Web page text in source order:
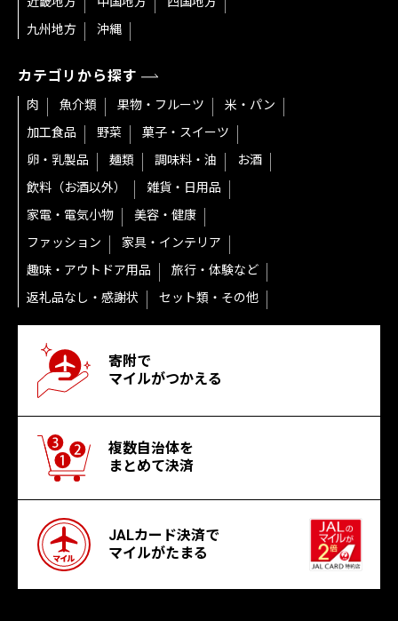
九州地方
沖縄
カテゴリから探す
肉 魚介類 果物・フルーツ
米・パン
加工食品
野菜
菓子・スイーツ
卵・乳製品
麺類 調味料・油
お酒
飲料（お酒以外）
雑貨・日用品
家電・電気小物
美容・健康
ファッション
家具・インテリア
趣味・アウトドア用品
旅行・体験など
返礼品なし・感謝状
セット類・その他
寄附で
マイルがつかえる
複数自治体を
まとめて決済
JALカード決済で
マイルがたまる